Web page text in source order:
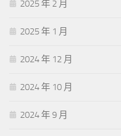
2025 年 2 月
2025 年 1 月
2024 年 12 月
2024 年 10 月
2024 年 9 月